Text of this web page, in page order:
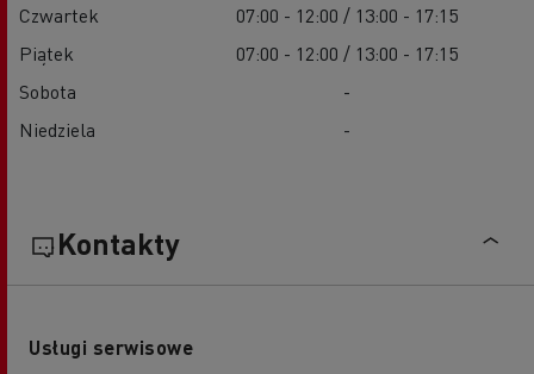
Czwartek
07:00 - 12:00 / 13:00 - 17:15
Piątek
07:00 - 12:00 / 13:00 - 17:15
Sobota
-
Niedziela
-
Kontakty
Usługi serwisowe